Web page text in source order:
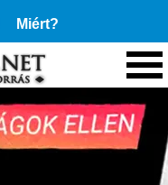
Miért?